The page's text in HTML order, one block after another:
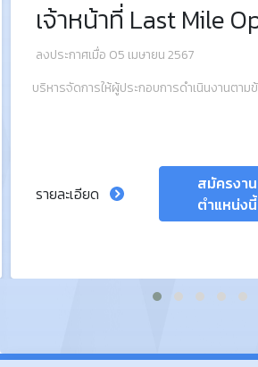
ลงประกาศเมื่อ 05 เมษายน 2567
รายละเอียด
สมัครงาน
ตำแหน่งนี้